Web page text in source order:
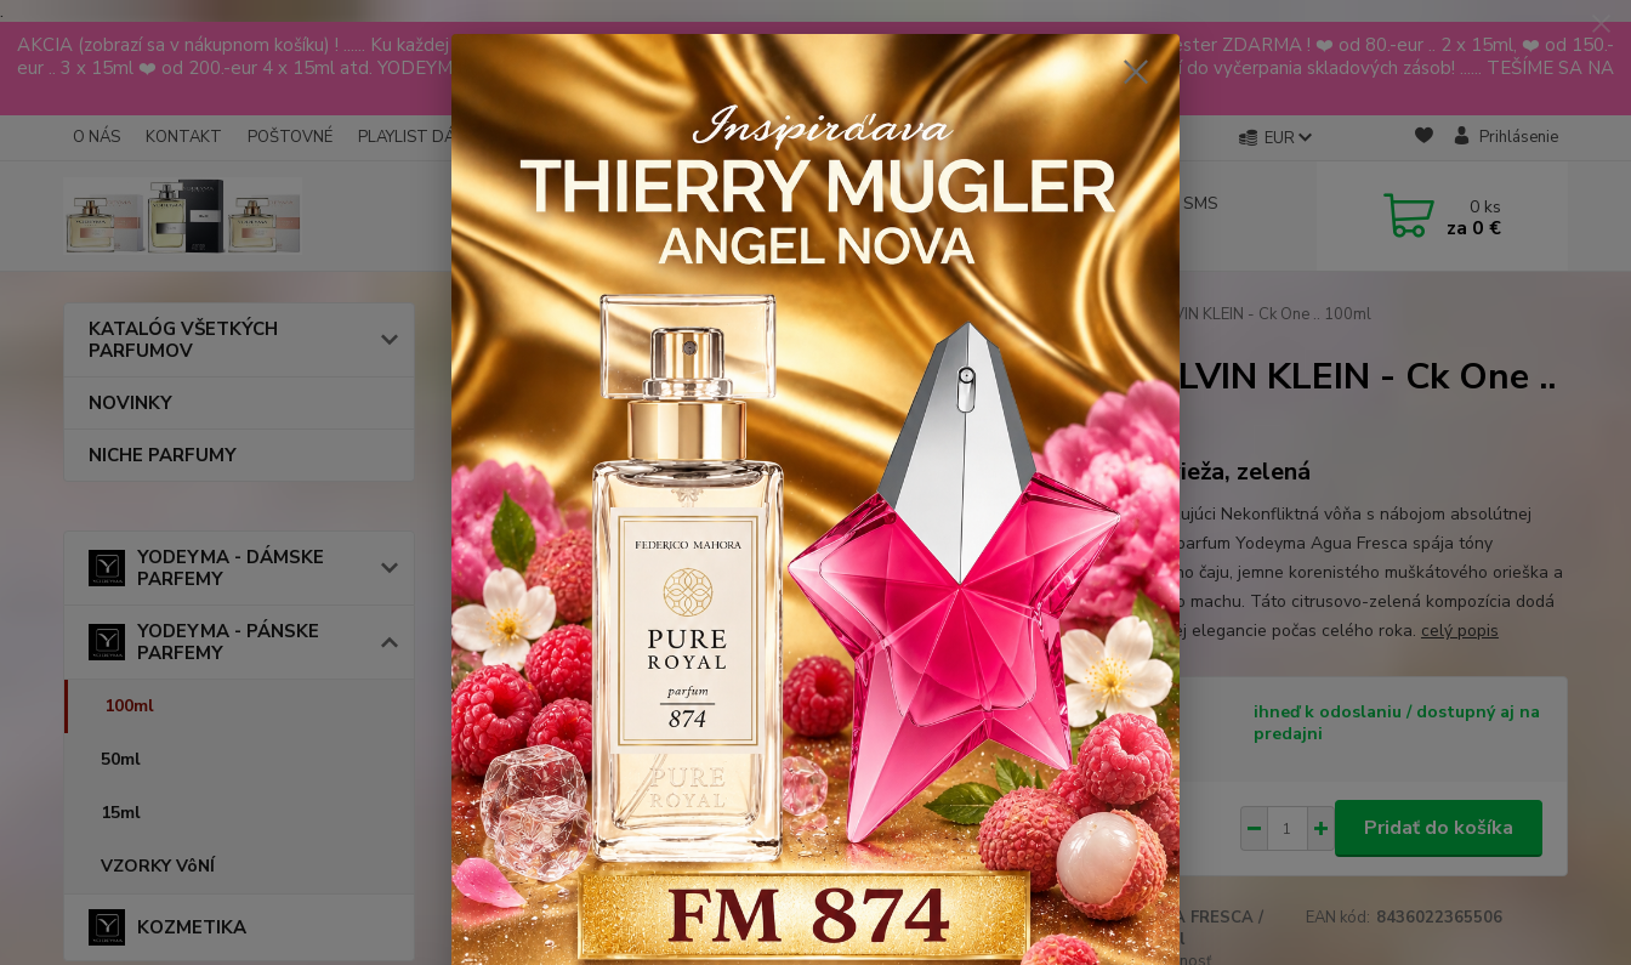
.
AKCIA (zobrazí sa v nákupnom košíku) ! ...... Ku každej objednávočke ❤️ od .. 35 .-eur CENA PRODUKTOV si môžte vybrať .. 15ml YODEYMA tester ZDARMA ! ❤️ od 80.-eur .. 2 x 15ml, ❤️ od 150.-
eur .. 3 x 15ml ❤️ od 200.-eur 4 x 15ml atd. YODEYMA tester ZDARMA .. (TIE VŠAK TERBA VPÍSAŤ V SEKCII DODACE ÚDAJE) ! Akcia platí do vyčerpania skladových zásob! ...... TEŠÍME SA NA
VÁS a VIDÍME SA V MAILOCH a v Košiciach :) aj OSOBNE. 👋🤚👋 .. 🌹🌹🌹
O NÁS KONTAKT POŠTOVNÉ PLAYLIST DÁMY PLAYLIST PÁNI KATALÓG Blog EUR Prihlásenie
Hľadať Objednávky aj cez SMS
0944 619 068
0 ks
za 0 €
KATALÓG VŠETKÝCH
PARFUMOV
NOVINKY
NICHE PARFUMY
YODEYMA - DÁMSKE
PARFEMY
YODEYMA - PÁNSKE
PARFEMY
100ml
50ml
15ml
VZORKY VôNÍ
KOZMETIKA
Úvod YODEYMA - PÁNSKE PARFEMY 100ml AGUA FRESCA - UNISEX / Inšpirovaná CALVIN KLEIN - Ck One .. 100ml
AGUA FRESCA - UNISEX / Inšpirovaná CALVIN KLEIN - Ck One ..
100ml
29,75 €
Citrusová, svieža, zelená
Zelený a povzbudzujúci Nekonfliktná vôňa s nábojom absolútnej
čistoty. Exkluzívny parfum Yodeyma Agua Fresca spája tóny
chladivého zeleného čaju, jemne korenistého muškátového orieška a
zemitého dubového machu. Táto citrusovo-zelená kompozícia dodá
telu auru mladistvej elegancie počas celého roka. celý popis
Dostupnosť
ihneď k odoslaniu / dostupný aj na
predajni
29 €/ks
23,58 € bez DPH
Pridať do košíka
Číslo
produktu:
AGUA FRESCA /
100ml
EAN kód: 8436022365506